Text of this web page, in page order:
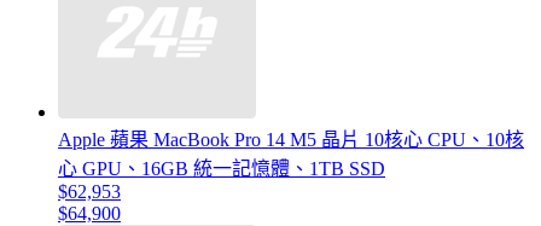
Apple 蘋果 MacBook Pro 14 M5 晶片 10核心 CPU、10核
心 GPU、16GB 統一記憶體、1TB SSD
$62,953
$64,900